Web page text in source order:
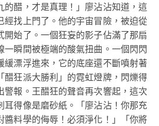
的醋，才是真理！」廖沾沾知道，這
經找上門了。他的宇宙冒險，被迫從
開始了。一個狂妄的影子佔滿了那扇
一瞬間被極端的酸氣扭曲。一個閃閃
緩漂浮進來，它的底座還不斷噴射著
醋狂派大勝利」的霓虹燈牌，閃爍得
警報。王醋狂的聲音再次響起，這次
耳得像是磨砂紙。「廖沾沾！你那充
醬料學的侮辱！必須淨化！」「你將